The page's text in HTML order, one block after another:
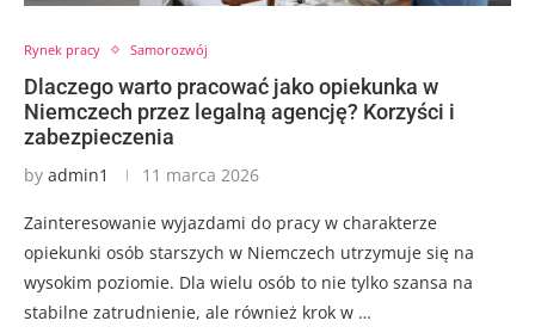
Rynek pracy Samorozwój
Dlaczego warto pracować jako opiekunka w
Niemczech przez legalną agencję? Korzyści i
zabezpieczenia
by admin1 11 marca 2026
Zainteresowanie wyjazdami do pracy w charakterze
opiekunki osób starszych w Niemczech utrzymuje się na
wysokim poziomie. Dla wielu osób to nie tylko szansa na
stabilne zatrudnienie, ale również krok w …